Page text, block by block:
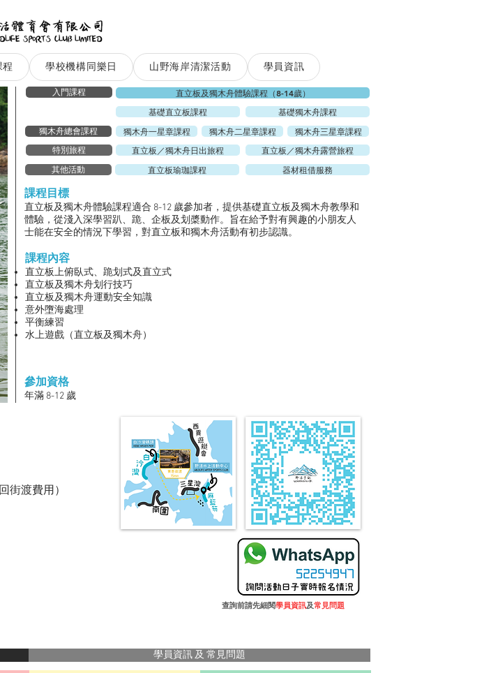
程 學校機構同樂日 山野海岸清潔活動 學員資訊
入門課程
直立板及獨木舟體驗課程（8-14歲）
基礎直立板課程
基礎獨木舟課程
獨木舟總會課程 獨木舟一星章課程 獨木舟二星章課程 獨木舟三星章課程
特別旅程 直立板／獨木舟日出旅程 直立板／獨木舟露營旅程
其他活動 直立板瑜珈課程 器材租借服務
課程目標
直立板及獨木舟體驗課程適合 8-12 歲參加者，提供基礎直立板及獨木舟教學和
體驗，從淺入深學習趴、跪、企板及划槳動作。旨在給予對有興趣的小朋友人
士能在安全的情況下學習，對直立板和獨木舟活動有初步認識。
課程內容​
直立板上俯臥式、跪划式及直立式
直立板及獨木舟划行技巧
直立板及獨木舟運動安全知識​
意外墮海處理
平衡練習
​水上遊戲（直立板及獨木舟）
參加資格
年滿 8-12 歲
街渡費用）
查詢前請先細閱學員資訊及常見問題
學員資訊 及 常見問題